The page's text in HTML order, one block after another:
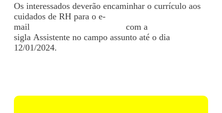
Os interessados deverão encaminhar o currículo aos
cuidados de RH para o e-
mail
com a
sigla Assistente no campo assunto até o dia
12/01/2024.